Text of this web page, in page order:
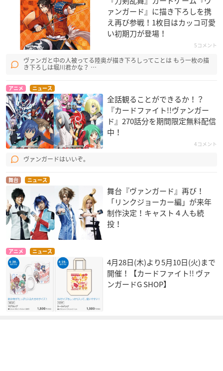
ァンガード』に描き下ろしを携
え再び参戦！1枚目はカッコ可愛
い初期刀が登場！
5コメント
ヴァンガと中の人被ってる陸奥が描き下ろしってことは もう一枚の描
き下ろしは堀川君かな？ …
アニメ ニュース
全話観ることができるか！？
『カードファイト!!ヴァンガー
ド』270話分を期間限定無料配信
中！
4コメント
ヴァンガードはいいぞ。
舞台 ニュース
舞台『ヴァンガード』再び！
「リンクジョーカー編」が来年
制作決定！キャスト４人も続
投！
アニメ ニュース
4月28日(木)より5月10日(火)まで
開催！【カードファイト!! ヴァ
ンガードG SHOP】